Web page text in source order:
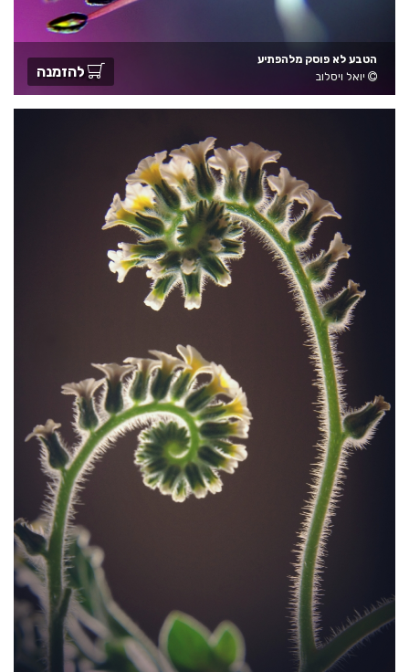
הטבע לא פוסק מלהפתיע
יואל ויסלוב
להזמנה